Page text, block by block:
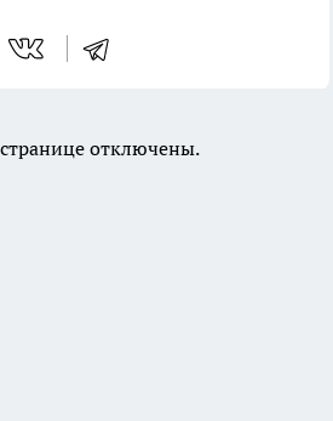
отключены.